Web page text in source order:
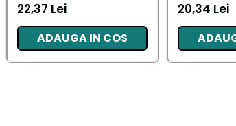
22,37 Lei
ADAUGA IN COS
20,34 Lei